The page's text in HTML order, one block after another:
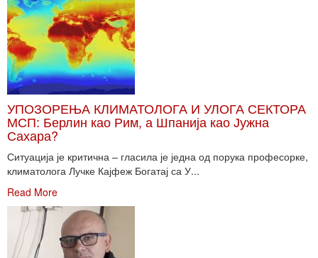
УПОЗОРЕЊА КЛИМАТОЛОГА И УЛОГА СЕКТОРА
МСП: Берлин као Рим, а Шпанија као Јужна
Сахара?
Ситуација је критична – гласила је једна од порука професорке,
климатолога Лучке Кајфеж Богатај са У...
Read More